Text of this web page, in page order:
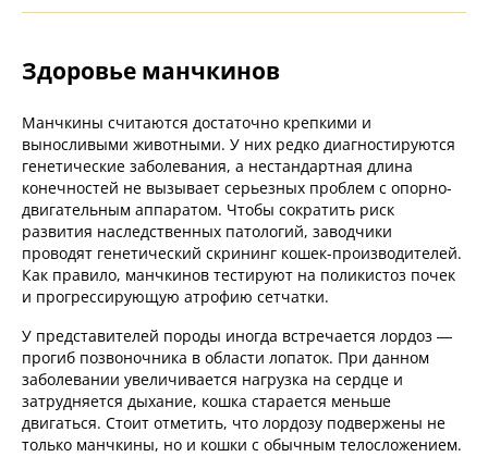
Здоровье манчкинов
Манчкины считаются достаточно крепкими и
выносливыми животными. У них редко диагностируются
генетические заболевания, а нестандартная длина
конечностей не вызывает серьезных проблем с опорно-
двигательным аппаратом. Чтобы сократить риск
развития наследственных патологий, заводчики
проводят генетический скрининг кошек-производителей.
Как правило, манчкинов тестируют на поликистоз почек
и прогрессирующую атрофию сетчатки.
У представителей породы иногда встречается лордоз —
прогиб позвоночника в области лопаток. При данном
заболевании увеличивается нагрузка на сердце и
затрудняется дыхание, кошка старается меньше
двигаться. Стоит отметить, что лордозу подвержены не
только манчкины, но и кошки с обычным телосложением.